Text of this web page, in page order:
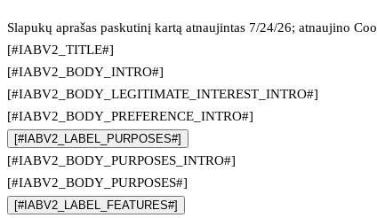
Slapukų aprašas paskutinį kartą atnaujintas 7/24/26; atnaujino
[#IABV2_TITLE#]
[#IABV2_BODY_INTRO#]
[#IABV2_BODY_LEGITIMATE_INTEREST_INTRO#]
[#IABV2_BODY_PREFERENCE_INTRO#]
[#IABV2_LABEL_PURPOSES#]
[#IABV2_BODY_PURPOSES_INTRO#]
[#IABV2_BODY_PURPOSES#]
[#IABV2_LABEL_FEATURES#]